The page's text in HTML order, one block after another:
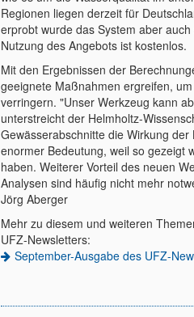
Regionen liegen derzeit für
erprobt wurde das System aber
Nutzung des Angebots ist kostenlos.
Mit den Ergebnissen der
geeignete Maßnahmen ergreifen,
verringern. "Unser Werkzeug kann
unterstreicht der Helmholtz-
Gewässerabschnitte die Wirkung
enormer Bedeutung, weil so gezeigt
haben. Weiterer Vorteil des neuen
Analysen sind häufig nicht mehr
Jörg Aberger
Mehr zu diesem und weiteren
UFZ-Newsletters:
September-Ausgabe des UFZ-